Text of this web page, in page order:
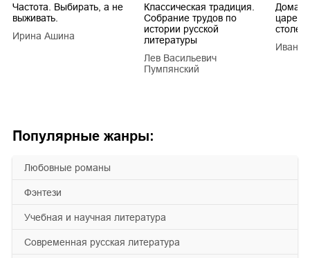
Популярные жанры:
любовные романы
фэнтези
учебная и научная литература
современная русская литература
Частота. Выбирать, а не
выживать.
Ирина Ашина
Классическая традиция.
Собрание трудов по
истории русской
литературы
Лев Васильевич
Пумпянский
царей
Иван